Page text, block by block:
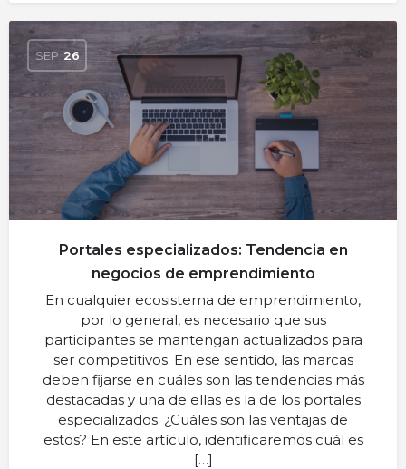
SEP 26
Portales especializados: Tendencia en
negocios de emprendimiento
En cualquier ecosistema de emprendimiento,
por lo general, es necesario que sus
participantes se mantengan actualizados para
ser competitivos. En ese sentido, las marcas
deben fijarse en cuáles son las tendencias más
destacadas y una de ellas es la de los portales
especializados. ¿Cuáles son las ventajas de
estos? En este artículo, identificaremos cuál es
[…]